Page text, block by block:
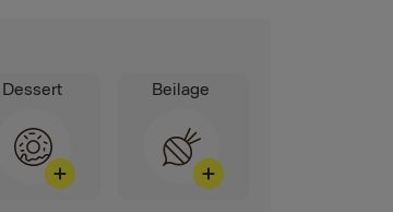
Dessert Beilage